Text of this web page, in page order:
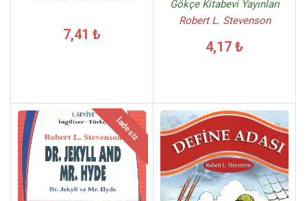
7,41 ₺
Gökçe Kitabevi Yayınları
Robert L. Stevenson
4,17 ₺
İadesiz